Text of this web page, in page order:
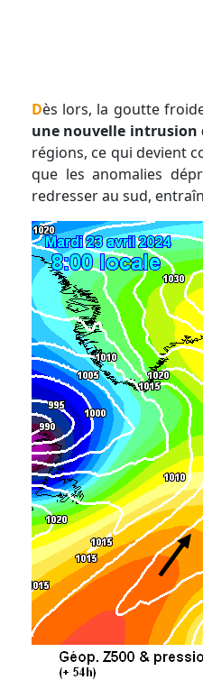
Dès lors, la goutte
une nouvelle intrusion
régions, ce qui devient
que les anomalies
redresser au sud,